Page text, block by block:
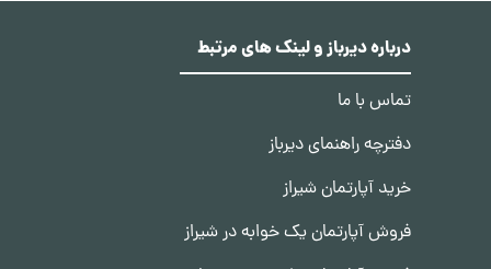
درباره دیرباز و لینک های مرتبط
تماس با ما
دفترچه راهنمای دیرباز
خرید آپارتمان شیراز
فروش آپارتمان یک خوابه در شیراز